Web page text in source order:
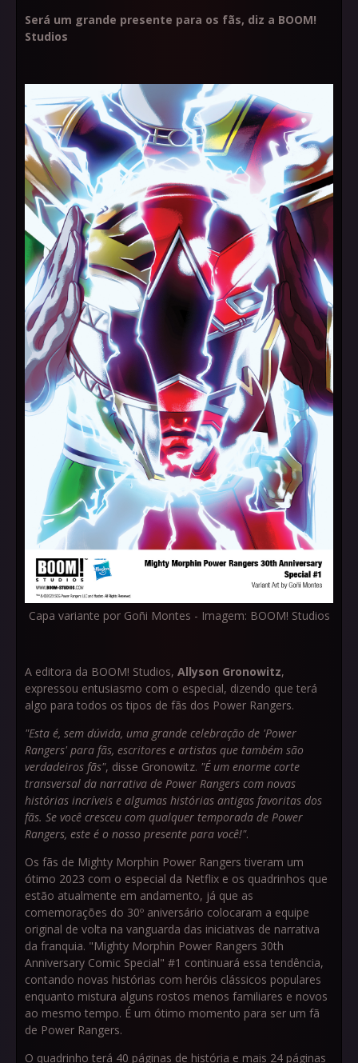
Será um grande presente para os fãs, diz a BOOM!
Studios
Capa variante por Goñi Montes - Imagem: BOOM! Studios
A editora da BOOM! Studios, Allyson Gronowitz,
expressou entusiasmo com o especial, dizendo que terá
algo para todos os tipos de fãs dos Power Rangers.
"Esta é, sem dúvida, uma grande celebração de 'Power
Rangers' para fãs, escritores e artistas que também são
verdadeiros fãs", disse Gronowitz. "É um enorme corte
transversal da narrativa de Power Rangers com novas
histórias incríveis e algumas histórias antigas favoritas dos
fãs. Se você cresceu com qualquer temporada de Power
Rangers, este é o nosso presente para você!".
Os fãs de Mighty Morphin Power Rangers tiveram um
ótimo 2023 com o especial da Netflix e os quadrinhos que
estão atualmente em andamento, já que as
comemorações do 30º aniversário colocaram a equipe
original de volta na vanguarda das iniciativas de narrativa
da franquia. "Mighty Morphin Power Rangers 30th
Anniversary Comic Special" #1 continuará essa tendência,
contando novas histórias com heróis clássicos populares
enquanto mistura alguns rostos menos familiares e novos
ao mesmo tempo. É um ótimo momento para ser um fã
de Power Rangers.
O quadrinho terá 40 páginas de história e mais 24 páginas